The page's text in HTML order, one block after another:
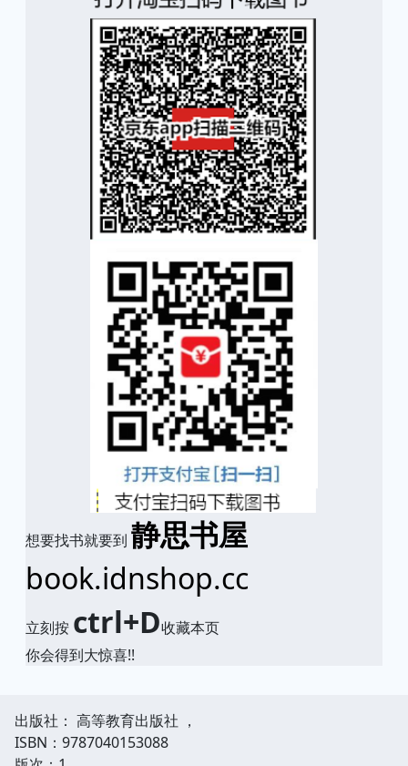
想要找书就要到 静思书屋
book.idnshop.cc
立刻按 ctrl+D收藏本页
你会得到大惊喜!!
出版社： 高等教育出版社 ，
ISBN：9787040153088